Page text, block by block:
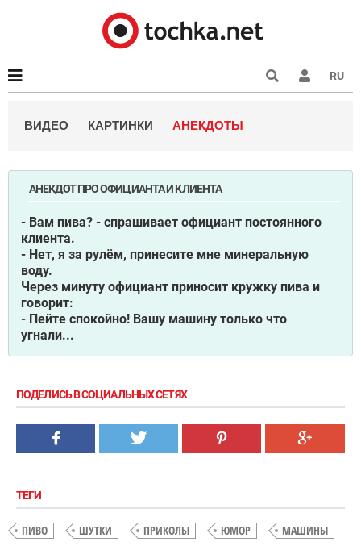
RU
ВИДЕО КАРТИНКИ АНЕКДОТЫ
АНЕКДОТ ПРО ОФИЦИАНТА И КЛИЕНТА
- Вам пива? - спрашивает официант постоянного
клиента.
- Нет, я за рулём, принесите мне минеральную
воду.
Через минуту официант приносит кружку пива и
говорит:
- Пейте спокойно! Вашу машину только что
угнали...
ПОДЕЛИСЬ В СОЦИАЛЬНЫХ СЕТЯХ
ТЕГИ
ПИВО ШУТКИ ПРИКОЛЫ ЮМОР
МАШИНЫ